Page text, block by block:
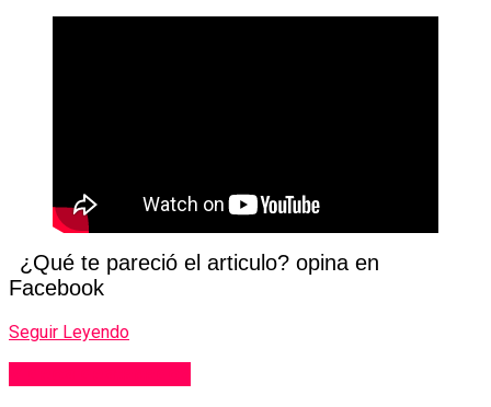
¿Qué te pareció el articulo? opina en
Facebook
Seguir Leyendo